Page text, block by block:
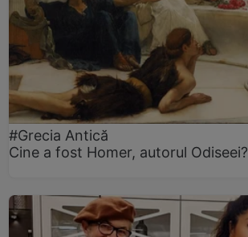
#Grecia Antică
Cine a fost Homer, autorul Odiseei?